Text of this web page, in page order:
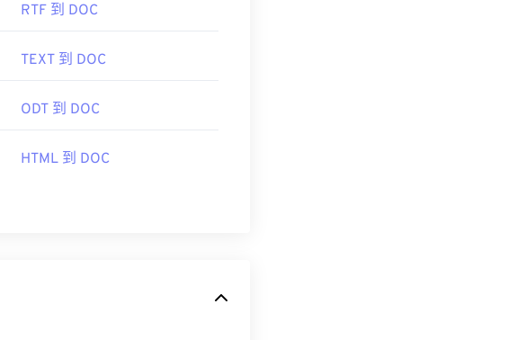
RTF 到 DOC
TEXT 到 DOC
ODT 到 DOC
HTML 到 DOC